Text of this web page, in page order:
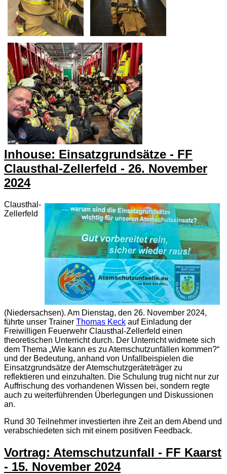
Inhouse: Einsatzgrundsätze - FF
Clausthal-Zellerfeld - 26. November
2024
Clausthal-
Zellerfeld
(Niedersachsen). Am Dienstag, den 26. November 2024,
führte unser Trainer Thomas Keck auf Einladung der
Freiwilligen Feuerwehr Clausthal-Zellerfeld einen
theoretischen Unterricht durch. Der Unterricht widmete sich
dem Thema „Wie kann es zu Atemschutzunfällen kommen?“
und der Bedeutung, anhand von Unfallbeispielen die
Einsatzgrundsätze der Atemschutzgeräteträger zu
reflektieren und einzuhalten. Die Schulung trug nicht nur zur
Auffrischung des vorhandenen Wissen bei, sondern regte
auch zu weiterführenden Überlegungen und Diskussionen
an.
Rund 30 Teilnehmer investierten ihre Zeit an dem Abend und
verabschiedeten sich mit einem positiven Feedback.
Vortrag: Atemschutzunfall - FF Kaarst
- 15. November 2024